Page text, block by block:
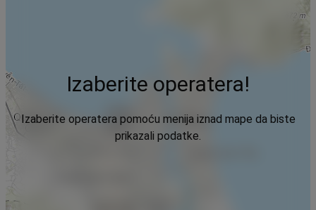
Izaberite operatera!
Izaberite operatera pomoću menija iznad mape da biste
prikazali podatke.